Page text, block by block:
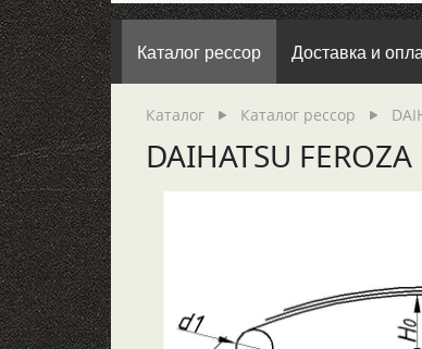
Каталог рессор Доставка и
Каталог Каталог рессор
DAIHATSU